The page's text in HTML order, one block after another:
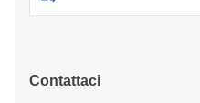
Contattaci